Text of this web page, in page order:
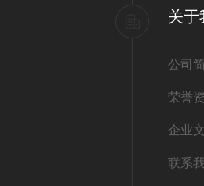
关于
公司
荣誉
企业
联系